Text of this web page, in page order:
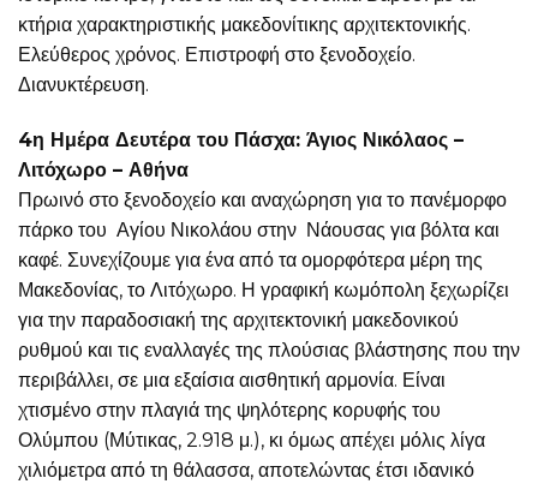
κτήρια χαρακτηριστικής μακεδονίτικης αρχιτεκτονικής.
Ελεύθερος χρόνος. Επιστροφή στο ξενοδοχείο.
Διανυκτέρευση.
4η Ημέρα Δευτέρα του Πάσχα: Άγιος Νικόλαος –
Λιτόχωρο – Αθήνα
Πρωινό στο ξενοδοχείο και αναχώρηση για το πανέμορφο
πάρκο του Αγίου Νικολάου στην Νάουσας για βόλτα και
καφέ. Συνεχίζουμε για ένα από τα ομορφότερα μέρη της
Μακεδονίας, το Λιτόχωρο. Η γραφική κωμόπολη ξεχωρίζει
για την παραδοσιακή της αρχιτεκτονική μακεδονικού
ρυθμού και τις εναλλαγές της πλούσιας βλάστησης που την
περιβάλλει, σε μια εξαίσια αισθητική αρμονία. Είναι
χτισμένο στην πλαγιά της ψηλότερης κορυφής του
Ολύμπου (Μύτικας, 2.918 μ.), κι όμως απέχει μόλις λίγα
χιλιόμετρα από τη θάλασσα, αποτελώντας έτσι ιδανικό